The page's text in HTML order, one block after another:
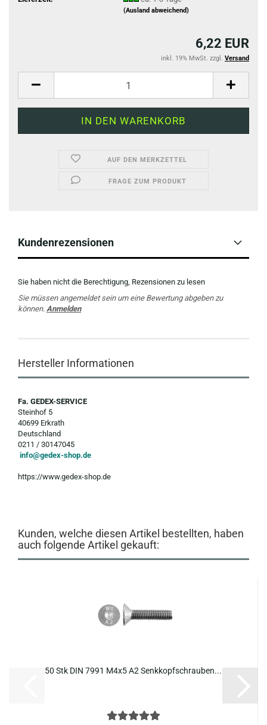
(Ausland abweichend)
6,22 EUR
inkl. 19% MwSt. zzgl. Versand
AUF DEN MERKZETTEL
FRAGE ZUM PRODUKT
Kundenrezensionen
Sie haben nicht die Berechtigung, Rezensionen zu lesen
Sie müssen angemeldet sein um eine Bewertung abgeben zu
können. Anmelden
Hersteller Informationen
Fa. GEDEX-SERVICE
Steinhof 5
40699 Erkrath
Deutschland
0211 / 30147045
info@gedex-shop.de
https://www.gedex-shop.de
Kunden, welche diesen Artikel bestellten, haben
auch folgende Artikel gekauft:
50 Stk DIN 7991 M4x5 A2 Senk­kopf­schrau­ben...